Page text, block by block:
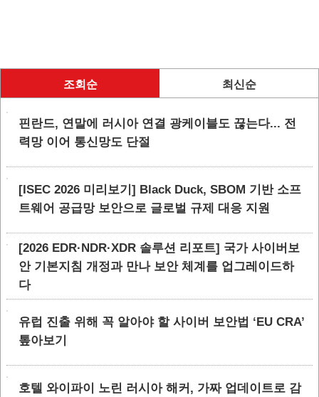
조회순 최신순
핀란드, 연말에 러시아 연결 광케이블도 끊는다... 전
력망 이어 통신망도 단절
[ISEC 2026 미리보기] Black Duck, SBOM 기반 소프
트웨어 공급망 보안으로 글로벌 규제 대응 지원
[2026 EDR·NDR·XDR 솔루션 리포트] 국가 사이버보
안 기본지침 개정과 만나 보안 체계를 업그레이드하
다
유럽 진출 위해 꼭 알아야 할 사이버 보안법 ‘EU CRA’
톺아보기
호텔 와이파이 노린 러시아 해커, 가짜 업데이트로 감